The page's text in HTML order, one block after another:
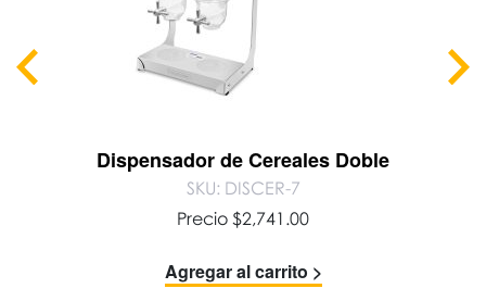
Dispensador de Cereales Doble
SKU: DISCER-7
Precio $2,741.00
Agregar al carrito >